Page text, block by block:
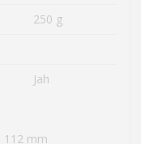
250 g
Jah
112 mm